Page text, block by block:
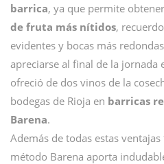
barrica, ya que permite
de fruta más nítidos,
evidentes y bocas más
apreciarse al final de la jornada
ofreció de dos vinos de la
bodegas de Rioja en barricas
Barena.
Además de todas estas
método Barena aporta